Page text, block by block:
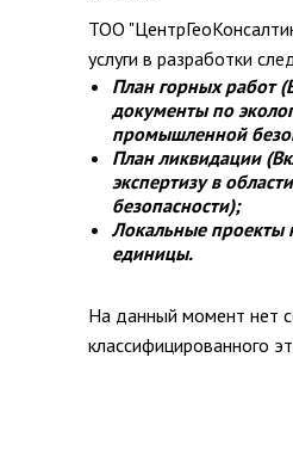
ТОО
услуги в разработки
План горных работ
документы по
промышленной
План ликвидации
экспертизу в
безопасности);
Локальные проекты
единицы.
На данный момент нет
классифицированного